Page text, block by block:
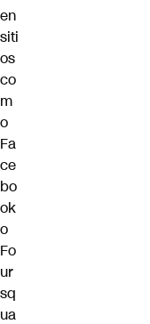
en
siti
os
co
m
o
Fa
ce
bo
ok
o
Fo
ur
sq
ua